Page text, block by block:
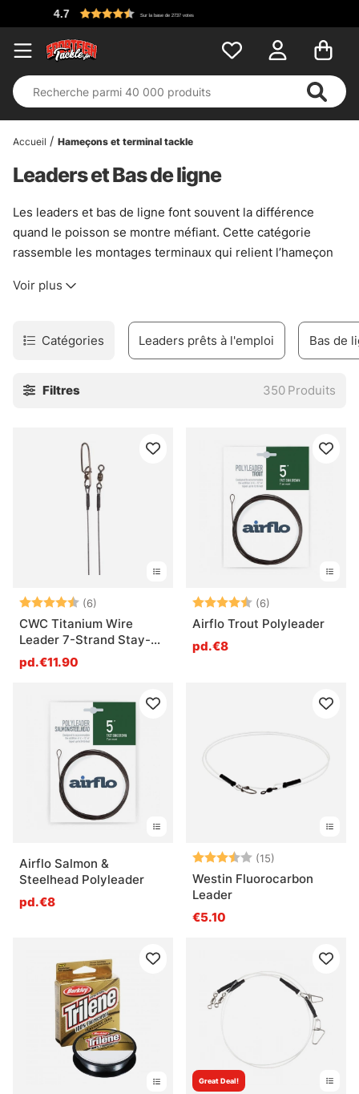
Accueil Hameçons et terminal tackle
Leaders et Bas de ligne
Les leaders et bas de ligne font souvent la différence
quand le poisson se montre méfiant. Cette catégorie
rassemble les montages terminaux qui relient l’hameçon
résistance et présentation. En eau claire, sur des poissons
de ligne bien choisi peut sauver la session. Pas de magie.
Juste du concret.
toc, au posé, ou montages plus techniques quand la ligne
parfois plus qu’on ne le croit. Un leader trop raide bride
l’action. Trop fin, il s’efface mal face aux dents et aux
cailloux. Le bon réglage, lui, laisse le montage travailler
Pour explorer l’ensemble des hameçons et du terminal
tackle, retour à la catégorie principale. C’est là que tout
s’ordonne, sans détour.
» Retour à Hameçons et terminal tackle
Qu’est-ce qu’un leader en pêche ?
Qu’est-ce qu’un bas de ligne ?
Quand faut-il utiliser un bas de ligne spécifique ?
Quelle différence entre leader et corps de ligne ?
Voir plus
Catégories Leaders prêts à l'emploi Bas de
Filtres 350 Produits
Note: (6)
CWC Titanium Wire
Leader 7-Strand Stay-
Lok
pd.€11.90
Note: (6)
Airflo Trout Polyleader
pd.€8
Airflo Salmon &
Steelhead Polyleader
pd.€8
Note: (15)
Westin Fluorocarbon
Leader
€5.10
Great Deal!